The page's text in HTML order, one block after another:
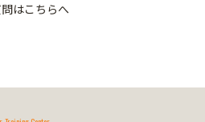
はこちらへ